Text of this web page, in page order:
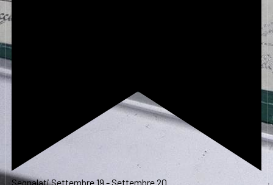
SegnalatiSettembre 19 -Settembre 20